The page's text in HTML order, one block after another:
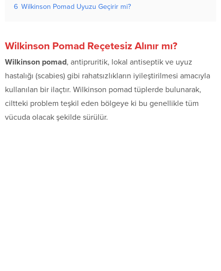
6 Wilkinson Pomad Uyuzu Geçirir mi?
Wilkinson Pomad Reçetesiz Alınır mı?
Wilkinson pomad, antipruritik, lokal antiseptik ve uyuz
hastalığı (scabies) gibi rahatsızlıkların iyileştirilmesi amacıyla
kullanılan bir ilaçtır. Wilkinson pomad tüplerde bulunarak,
ciltteki problem teşkil eden bölgeye ki bu genellikle tüm
vücuda olacak şekilde sürülür.